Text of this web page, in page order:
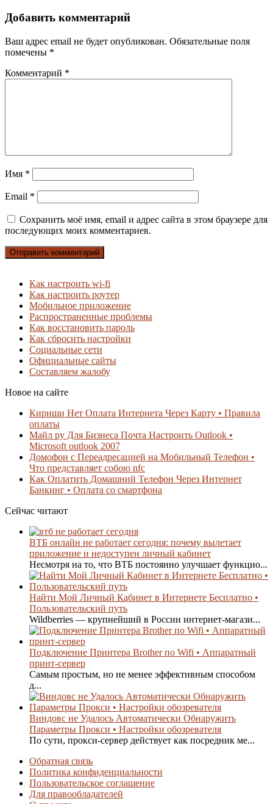
Добавить комментарий
Ваш адрес email не будет опубликован. Обязательные поля
помечены *
Комментарий *
Имя *
Email *
Сохранить моё имя, email и адрес сайта в этом браузере для
последующих моих комментариев.
Как настроить wi-fi
Как настроить роутер
Мобильное приложение
Распространенные проблемы
Как восстановить пароль
Как сбросить настройки
Социальные сети
Официальные сайты
Составляем жалобу
Новое на сайте
Кириши Нет Оплата Интернета Через Карту • Правила
оплаты
Майл ру Для Бизнеса Почта Настроить Outlook •
Microsoft outlook 2007
Домофон с Переадресацией на Мобильный Телефон •
Что представляет собою nfc
Как Оплатить Домашний Телефон Через Интернет
Банкинг • Оплата со смартфона
Сейчас читают
ВТБ онлайн не работает сегодня: почему вылетает
приложение и недоступен личный кабинет
Несмотря на то, что ВТБ постоянно улучшает функцио...
Найти Мой Личный Кабинет в Интернете Бесплатно •
Пользовательский путь
Wildberries — крупнейший в России интернет-магази...
Подключение Принтера Brother по Wifi • Аппаратный
принт-сервер
Самым простым, но не менее эффективным способом
д...
Виндовс не Удалось Автоматически Обнаружить
Параметры Прокси • Настройки обозревателя
По сути, прокси-сервер действует как посредник ме...
Обратная связь
Политика конфиденциальности
Пользовательское соглашение
Для правообладателей